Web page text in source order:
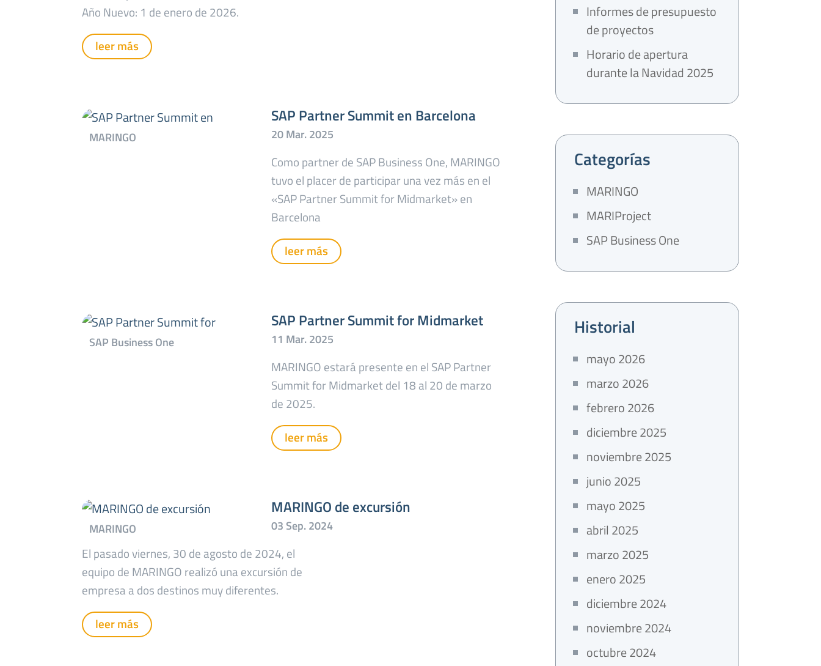
Año Nuevo: 1 de enero de 2026.
leer más
SAP Partner Summit en Barcelona
Como partner de SAP Business One, MARINGO
tuvo el placer de participar una vez más en el
«SAP Partner Summit for Midmarket» en
Barcelona
leer más
SAP Partner Summit for Midmarket
MARINGO estará presente en el SAP Partner
Summit for Midmarket del 18 al 20 de marzo
de 2025.
leer más
MARINGO de excursión
El pasado viernes, 30 de agosto de 2024, el
equipo de MARINGO realizó una excursión de
empresa a dos destinos muy diferentes.
leer más
Informes de presupuesto
de proyectos
Horario de apertura
durante la Navidad 2025
Categorías
MARINGO
MARIProject
SAP Business One
Historial
mayo 2026
marzo 2026
febrero 2026
diciembre 2025
noviembre 2025
junio 2025
mayo 2025
abril 2025
marzo 2025
enero 2025
diciembre 2024
noviembre 2024
octubre 2024